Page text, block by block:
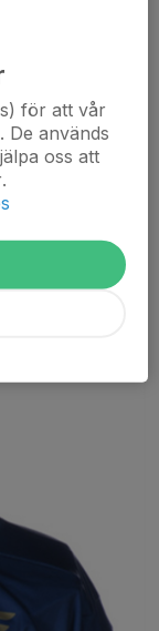
och
sportsliga
för att vår
De används
oss att